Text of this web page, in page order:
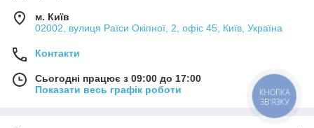
м. Київ
02002, вулиця Раїси Окіпної, 2, офіс 45, Київ, Україна
Контакти
Сьогодні працює з 09:00 до 17:00
Показати весь графік роботи
КНОПКА
ЗВ'ЯЗКУ